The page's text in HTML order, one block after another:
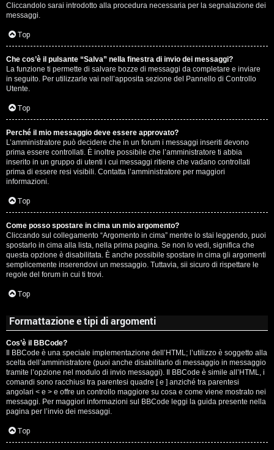
Cliccandolo sarai introdotto alla procedura necessaria per la segnalazione dei
messaggi.
Top
Che cos’è il pulsante “Salva” nella finestra di invio dei messaggi?
La funzione ti permette di salvare bozze di messaggi da completare e inviare
in seguito. Per utilizzarle vai nell’apposita sezione del Pannello di Controllo
Utente.
Top
Perché il mio messaggio deve essere approvato?
L’amministratore può decidere che in un forum i messaggi inseriti devono
prima essere controllati. È inoltre possibile che l’amministratore ti abbia
inserito in un gruppo di utenti i cui messaggi ritiene che vadano controllati
prima di essere resi visibili. Contatta l’amministratore per maggiori
informazioni.
Top
Come posso spostare in cima un mio argomento?
Cliccando sul collegamento “Argomento in cima” mentre lo stai leggendo, puoi
spostarlo in cima alla lista, nella prima pagina. Se non lo vedi, significa che
questa opzione è disabilitata. È anche possibile spostare in cima gli argomenti
semplicemente inserendovi un messaggio. Tuttavia, sii sicuro di rispettare le
regole del forum in cui ti trovi.
Top
Formattazione e tipi di argomenti
Cos’è il BBCode?
Il BBCode è una speciale implementazione dell’HTML; l’utilizzo è soggetto alla
scelta dell’amministratore (puoi anche disabilitarlo di messaggio in messaggio
tramite l’opzione nel modulo di invio messaggi). Il BBCode è simile all’HTML, i
comandi sono racchiusi tra parentesi quadre [ e ] anziché tra parentesi
angolari < e > e offre un controllo maggiore su cosa e come viene mostrato nei
messaggi. Per maggiori informazioni sul BBCode leggi la guida presente nella
pagina per l’invio dei messaggi.
Top
r
a
t
e
c
o
n
G
i
g
i
D
'
A
g
o
s
t
i
n
o